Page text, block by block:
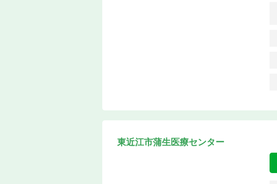
東近江市蒲生医療センター